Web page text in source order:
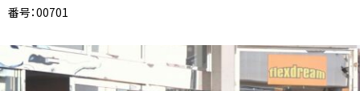
番号：00701